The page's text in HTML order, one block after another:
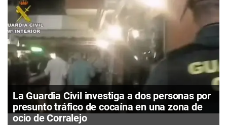
La Guardia Civil investiga a dos personas por
presunto tráfico de cocaína en una zona de
ocio de Corralejo